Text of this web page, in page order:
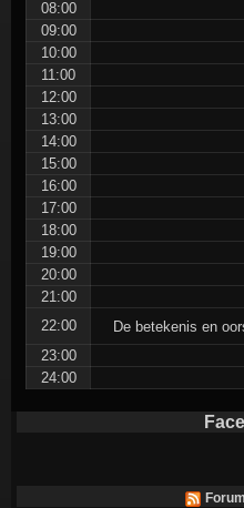
08:00
09:00
10:00
11:00
12:00
13:00
14:00
15:00
16:00
17:00
18:00
19:00
20:00
21:00
22:00
De betekenis en
23:00
24:00